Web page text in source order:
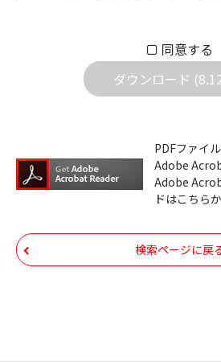
社は一切の責任を負いませ
ルの内容などの変更は一切
機器のコントロールコマン
びその他すべてのダウンロ
いての著作権を含むすべて
帰属します。ダウンロード
個人で使用される以外には
同意する
ダウンロード
PDFファイ
Adobe
Adobe
ドはこちらか
検索ページに戻